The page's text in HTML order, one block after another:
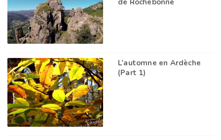
L’automne en Ardèche
(Part 1)